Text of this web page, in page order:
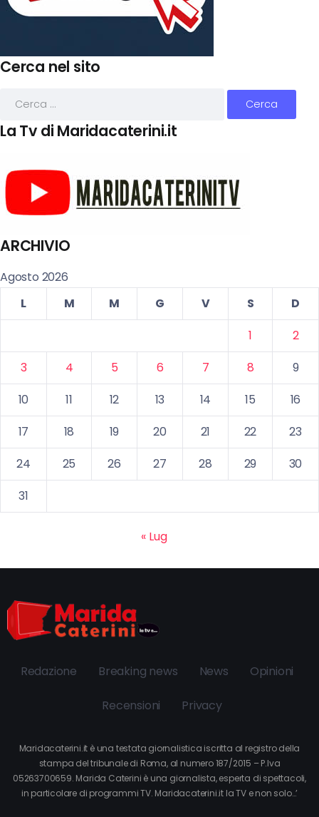
Cerca nel sito
La Tv di Maridacaterini.it
ARCHIVIO
Agosto 2026
L
M M G V S
D
1
2
3
4 5 6 7 8
9
10
11 12 13 14 15
16
17
18 19 20 21 22
23
24
25 26 27 28 29
30
31
« Lug
Redazione Breaking news News Opinioni
Recensioni Privacy
Maridacaterini.it è una testata giornalistica iscritta al registro della
stampa del tribunale di Roma, al numero 187/2015 – P.Iva
05263700659. Marida Caterini è una giornalista, esperta di spettacoli,
in particolare di programmi TV. Maridacaterini.it la TV e non solo…’